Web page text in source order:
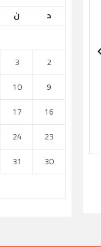
الدحيل
4
0
مايو 1
استاد جاسم
د ن
2
3
9
10
16
17
23
24
30
31